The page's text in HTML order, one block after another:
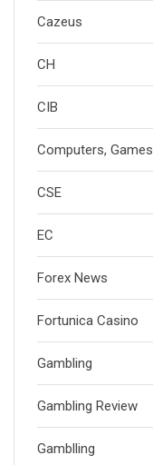
Cazeus
CH
CIB
Computers, Games
CSE
EC
Forex News
Fortunica Casino
Gambling
Gambling Review
Gamblling